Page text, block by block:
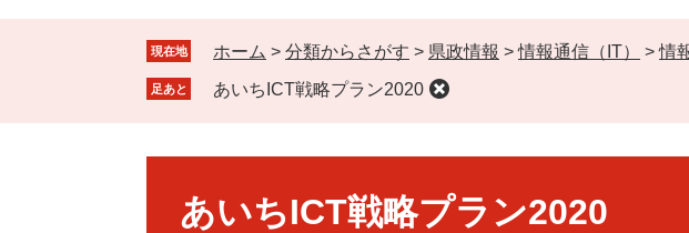
現在地 ホーム > 分類からさがす > 県政情報 >情報通信（IT） >情
足あと あいちICT戦略プラン2020
あいちICT戦略プラン2020